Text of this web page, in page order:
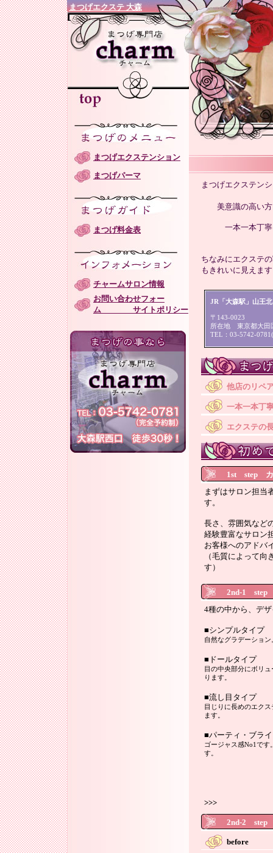
まつげエクステ 大森
まつげエクステンション
まつげパーマ
まつげ料金表
チャームサロン情報
お問い合わせフォー
ム サイトポリシー
まつげエクステン
美意識の高い
一本一本丁
ちなみにエクステ
もきれいに見えま
JR「大森駅」山王
〒143-0023
所在地 東京都大田
TEL：03-5742-
他店のリペ
一本一本丁
エクステの
1st step カ
まずはサロン担当
す。
長さ、雰囲気など
経験豊富なサロン
お客様へのアドバ
（毛質によって
す）
2nd-1 step
4種の中から、デ
■シンプルタイプ
自然なグラデーショ
■ドールタイプ
目の中央部分にボリ
ります。
■流し目タイプ
目じりに長めのエク
ます。
■パーティ・ブラ
ゴージャス感No1です
す。
>>>
2nd-2 step
before